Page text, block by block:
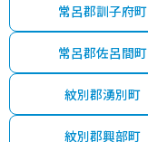
常呂郡訓子府町
常呂郡佐呂間町
紋別郡湧別町
紋別郡興部町